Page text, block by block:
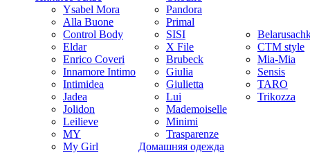
Ysabel Mora
Alla Buone
Control Body
Eldar
Enrico Coveri
Innamore Intimo
Intimidea
Jadea
Jolidon
Leilieve
MY
My Girl
Pandora
Primal
SISI
X File
Brubeck
Giulia
Giulietta
Lui
Mademoiselle
Minimi
Trasparenze
Домашняя одежда
CTM style
Mia-Mia
Sensis
TARO
Trikozza